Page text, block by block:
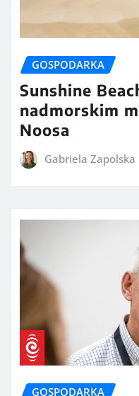
GOSPODARKA
Sunshine
nadmorskim
Noosa
Gabriela Zapolska
GOSPODARKA